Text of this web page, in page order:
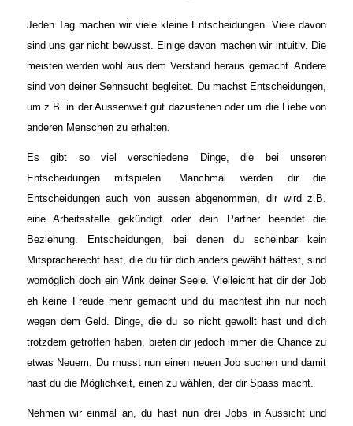
Jeden Tag machen wir viele kleine Entscheidungen. Viele davon
sind uns gar nicht bewusst. Einige davon machen wir intuitiv. Die
meisten werden wohl aus dem Verstand heraus gemacht. Andere
sind von deiner Sehnsucht begleitet. Du machst Entscheidungen,
um z.B. in der Aussenwelt gut dazustehen oder um die Liebe von
anderen Menschen zu erhalten.
Es gibt so viel verschiedene Dinge, die bei unseren
Entscheidungen mitspielen. Manchmal werden dir die
Entscheidungen auch von aussen abgenommen, dir wird z.B.
eine Arbeitsstelle gekündigt oder dein Partner beendet die
Beziehung. Entscheidungen, bei denen du scheinbar kein
Mitspracherecht hast, die du für dich anders gewählt hättest, sind
womöglich doch ein Wink deiner Seele. Vielleicht hat dir der Job
eh keine Freude mehr gemacht und du machtest ihn nur noch
wegen dem Geld. Dinge, die du so nicht gewollt hast und dich
trotzdem getroffen haben, bieten dir jedoch immer die Chance zu
etwas Neuem. Du musst nun einen neuen Job suchen und damit
hast du die Möglichkeit, einen zu wählen, der dir Spass macht.
Nehmen wir einmal an, du hast nun drei Jobs in Aussicht und